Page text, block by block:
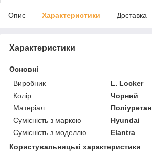
Опис Характеристики Доставка
Характеристики
Основні
Виробник
L. Locker
Колір
Чорний
Матеріал
Поліуретан
Сумісність з маркою
Hyundai
Сумісність з моделлю
Elantra
Користувальницькі характеристики